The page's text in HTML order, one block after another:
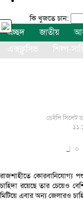
কি খুজতে চান:
প্রচ্ছদ জাতীয়
এক্সক্লুসিভ
শিল্প-
ডেইলি সিলেট
| ০
রাজশাহীতে কোরবানিযোগ্য
চাহিদা রয়েছে তার চেয়েও
মিটিয়ে এবার অন্য জেলারও